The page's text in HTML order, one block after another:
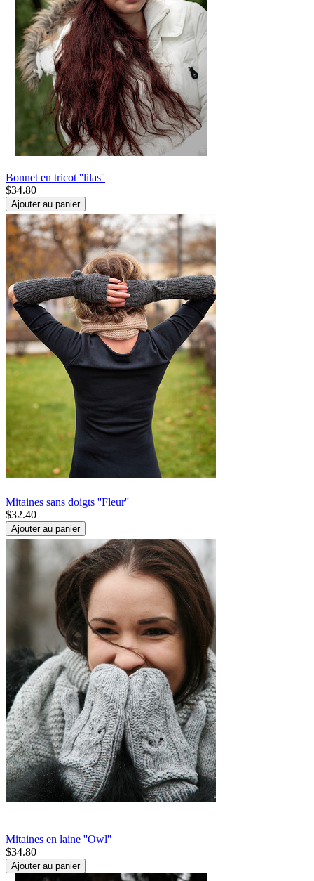
Bonnet en tricot ''lilas''
$34.80
Ajouter au panier
Mitaines sans doigts ''Fleur''
$32.40
Ajouter au panier
Mitaines en laine ''Owl''
$34.80
Ajouter au panier